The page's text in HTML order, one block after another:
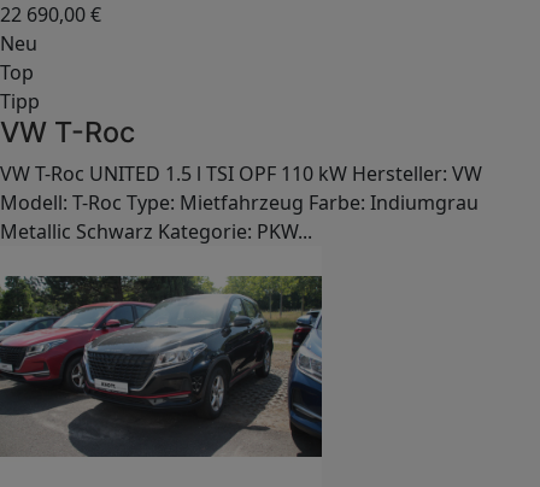
22 690,00€
Neu
Top
Tipp
VW T-Roc
VW T-Roc UNITED 1.5 l TSI OPF 110 kW Hersteller: VW
Modell: T-Roc Type: Mietfahrzeug Farbe: Indiumgrau
Metallic Schwarz Kategorie: PKW...